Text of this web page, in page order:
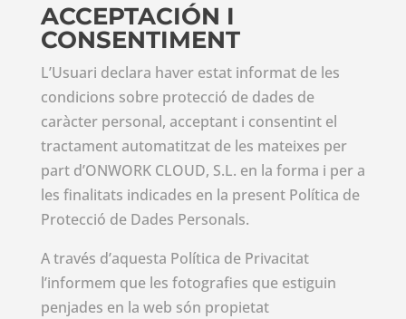
ACCEPTACIÓN I
CONSENTIMENT
L’Usuari declara haver estat informat de les
condicions sobre protecció de dades de
caràcter personal, acceptant i consentint el
tractament automatitzat de les mateixes per
part d’ONWORK CLOUD, S.L. en la forma i per a
les finalitats indicades en la present Política de
Protecció de Dades Personals.
A través d’aquesta Política de Privacitat
l’informem que les fotografies que estiguin
penjades en la web són propietat